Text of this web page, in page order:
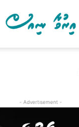
- Advertisement -